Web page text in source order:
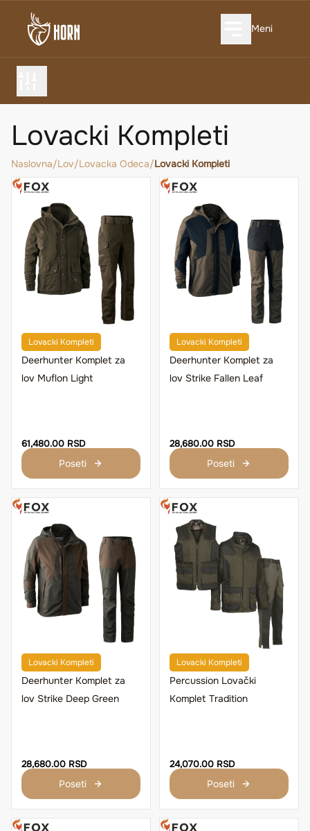
Meni
Lovacki Kompleti
Naslovna/Lov/Lovacka Odeca/Lovacki Kompleti
Lovacki Kompleti
Deerhunter Komplet za
lov Muflon Light
61,480.00 RSD
Poseti
Lovacki Kompleti
Deerhunter Komplet za
lov Strike Fallen Leaf
28,680.00 RSD
Poseti
Lovacki Kompleti
Deerhunter Komplet za
lov Strike Deep Green
28,680.00 RSD
Poseti
Lovacki Kompleti
Percussion Lovački
Komplet Tradition
24,070.00 RSD
Poseti